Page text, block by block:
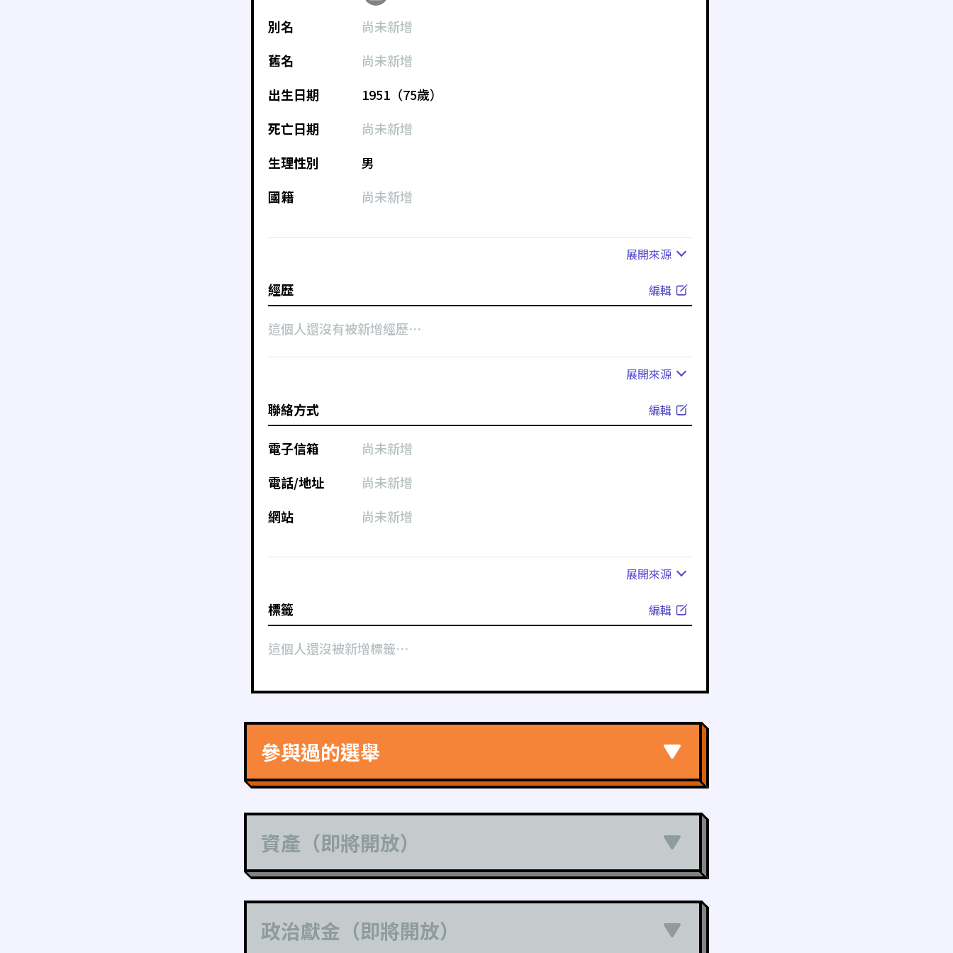
別名
尚未新增
舊名
尚未新增
出生日期
1951（75歲）
死亡日期
尚未新增
生理性別
男
國籍
尚未新增
展開來源
經歷 編輯
這個人還沒有被新增經歷⋯
展開來源
聯絡方式 編輯
電子信箱
尚未新增
電話/地址
尚未新增
網站
尚未新增
展開來源
標籤 編輯
這個人還沒被新增標籤⋯
參與過的選舉
資產（即將開放）
政治獻金（即將開放）